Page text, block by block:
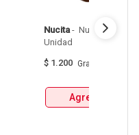
Nucita - Nucita Crema
$ 1.200 Gramo
Agregar